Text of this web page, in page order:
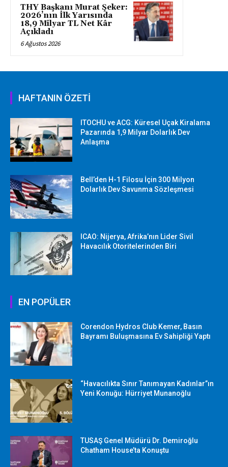
THY Başkanı Murat Şeker:
2026’nın İlk Yarısında
18,9 Milyar TL Net Kâr
Açıkladı
6 Ağustos 2026
HAFTANIN ÖZETİ
ITOCHU ve ACG: Küresel Uçak Kiralama
Pazarında 1,9 Milyar Dolarlık Dev
Anlaşma
Bell’den H-1 Filosu İçin 300 Milyon
Dolarlık Dev Savunma Sözleşmesi
ICAO: Nijerya, Afrika’nın Lider Sivil
Havacılık Otoritelerinden Biri
EN POPÜLER
Corendon Hydros Club Kemer, Basın
Bayramı Buluşmasına Ev Sahipliği Yaptı
“Havacılıkta Sınır Tanımayan Kadınlar”ın
Yeni Konuğu: Hürriyet Munanoğlu
TUSAŞ Genel Müdürü Dr. Demiroğlu
Chatham House’ta Konuştu